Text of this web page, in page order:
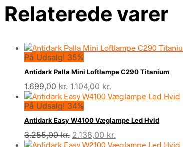
Relaterede varer
På Udsalg! 35%
Antidark Palla Mini Loftlampe C290 Titanium
1.699,00kr. Den
oprindelige
pris
var:
1.699,00 kr..
1.104,00 kr.
aktuelle
er:
1.104,00 kr..
På Udsalg! 34%
Antidark Easy W4100 Væglampe Led Hvid
3.255,00kr. Den
oprindelige
2.138,00 kr.
aktuelle